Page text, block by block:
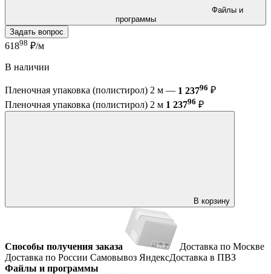
программы
Задать вопрос
61898 ₽/м
В наличии
Пленочная упаковка (полистирол) 2 м — 1 23796 ₽
Пленочная упаковка (полистирол) 2 м 1 23796 ₽
В корзину
Способы получения заказа
Доставка по Москве
Доставка по России Самовывоз ЯндексДоставка в ПВЗ
Файлы и программы